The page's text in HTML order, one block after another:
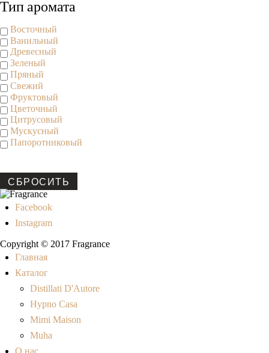
Тип аромата
Восточный
Ванильный
Древесный
Зеленый
Пряный
Свежий
Фруктовый
Цветочный
Цитрусовый
Мускусный
Папоротниковый
СБРОСИТЬ
Facebook
Instagram
Copyright © 2017 Fragrance
Главная
Каталог
Distillati D'Autore
Hypno Casa
Mimi Maison
Muha